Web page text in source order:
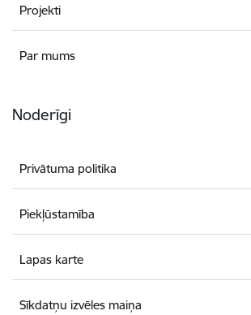
Projekti
Par mums
Noderīgi
Privātuma politika
Piekļūstamība
Lapas karte
Sīkdatņu izvēles maiņa